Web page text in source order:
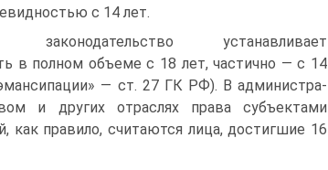
с 14 лет.
законодательство устанавливает
в полном объеме с 18 лет, частично — с 14
— ст. 27 ГК РФ). В администра­
и других отраслях права субъектами
как правило, считаются лица, достигшие 16